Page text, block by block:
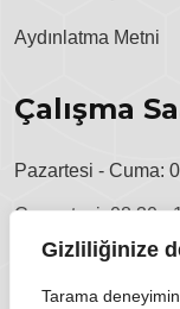
Gizliliğinize
Tarama
Aydınlatma Metni
Çalışma
Pazartesi - Cuma:
Cumartesi: 08:30 -
Pazar: Kapalı